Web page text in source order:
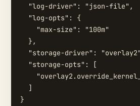
  "log-driver": "json-file",
  "log-opts": {
    "max-size": "100m"
  },
"storage-driver":
  "storage-opts": [
  ]
}